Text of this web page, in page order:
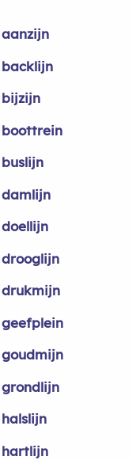
aanzijn
backlijn
bijzijn
boottrein
buslijn
damlijn
doellijn
drooglijn
drukmijn
geefplein
goudmijn
grondlijn
halslijn
hartlijn